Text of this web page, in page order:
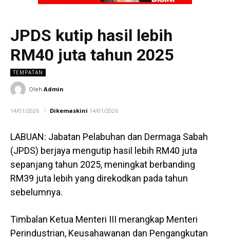
JPDS kutip hasil lebih
RM40 juta tahun 2025
TEMPATAN
Oleh Admin
14/01/2026 Dikemaskini 14/01/2026
LABUAN: Jabatan Pelabuhan dan Dermaga Sabah
(JPDS) berjaya mengutip hasil lebih RM40 juta
sepanjang tahun 2025, meningkat berbanding
RM39 juta lebih yang direkodkan pada tahun
sebelumnya.
Timbalan Ketua Menteri III merangkap Menteri
Perindustrian, Keusahawanan dan Pengangkutan